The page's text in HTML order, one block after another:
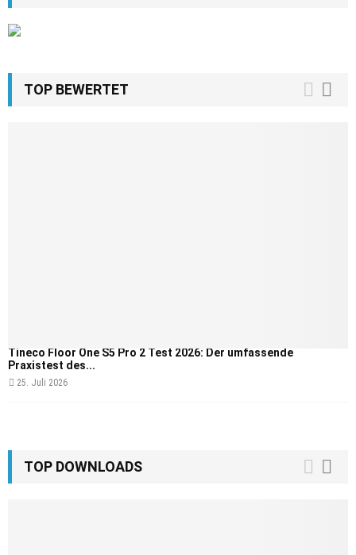
TOP BEWERTET
Tineco Floor One S5 Pro 2 Test 2026: Der umfassende
Praxistest des...
25. Juli 2026
TOP DOWNLOADS